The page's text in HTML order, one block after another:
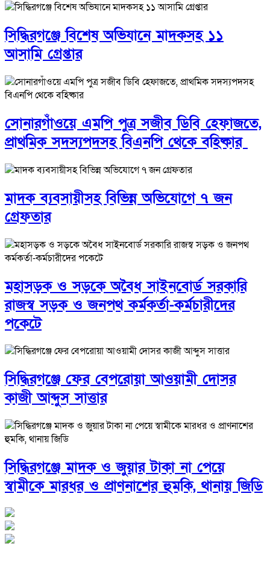
সিদ্ধিরগঞ্জে বিশেষ অভিযানে মাদকসহ ১১
আসামি গ্রেপ্তার
সোনারগাঁওয়ে এমপি পুত্র সজীব ডিবি হেফাজতে,
প্রাথমিক সদস্যপদসহ বিএনপি থেকে বহিষ্কার
মাদক ব্যবসায়ীসহ বিভিন্ন অভিযোগে ৭ জন
গ্রেফতার
মহাসড়ক ও সড়কে অবৈধ সাইনবোর্ড সরকারি
রাজস্ব সড়ক ও জনপথ কর্মকর্তা-কর্মচারীদের
পকেটে
সিদ্ধিরগঞ্জে ফের বেপরোয়া আওয়ামী দোসর
কাজী আব্দুস সাত্তার
সিদ্ধিরগঞ্জে মাদক ও জুয়ার টাকা না পেয়ে
স্বামীকে মারধর ও প্রাণনাশের হুমকি, থানায় জিডি